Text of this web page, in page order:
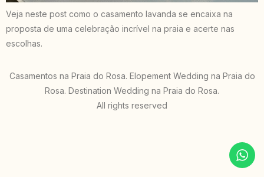
Veja neste post como o casamento lavanda se encaixa na
proposta de uma celebração incrível na praia e acerte nas
escolhas.
Casamentos na Praia do Rosa. Elopement Wedding na Praia do
Rosa. Destination Wedding na Praia do Rosa.
All rights reserved